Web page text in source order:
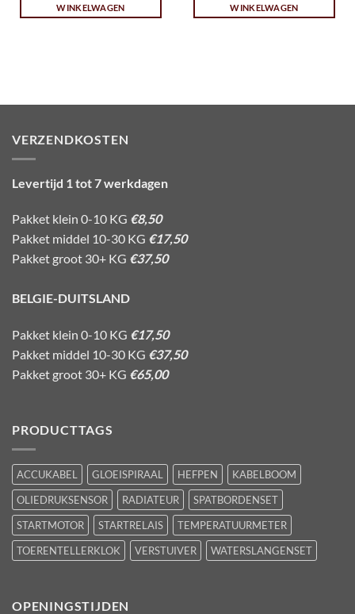
WINKELWAGEN
WINKELWAGEN
VERZENDKOSTEN
Levertijd 1 tot 7 werkdagen
Pakket klein 0-10 KG €8,50
Pakket middel 10-30 KG €17,50
Pakket groot 30+ KG €37,50
BELGIE-DUITSLAND
Pakket klein 0-10 KG €17,50
Pakket middel 10-30 KG €37,50
Pakket groot 30+ KG €65,00
PRODUCTTAGS
ACCUKABEL GLOEISPIRAAL HEFPEN
KABELBOOM
OLIEDRUKSENSOR
RADIATEUR
SPATBORDENSET
STARTMOTOR
STARTRELAIS
TEMPERATUURMETER
TOERENTELLERKLOK
VERSTUIVER WATERSLANGENSET
OPENINGSTIJDEN